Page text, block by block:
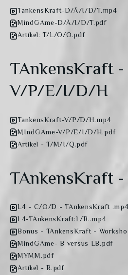
TankensKraft-D/Ä/I/D/T.mp4
MindGAme-D/Ä/I/D/T.pdf
Artikel: T/L/O/O.pdf
TAnkensKraft
V/P/E/I/D/H
TankensKraft-V/P/D/H.mp4
MIndGAme-V/P/E/I/D/H.pdf
Artikel - T/M/I/Q.pdf
TAnkensKraft
L4 - C/O/D - TAnkensKraft .mp4
L4-TAnkensKraft:L/B..mp4
Bonus - TAnkensKraft -
MindGAme- B versus LB.pdf
MYMM.pdf
Artikel - R.pdf